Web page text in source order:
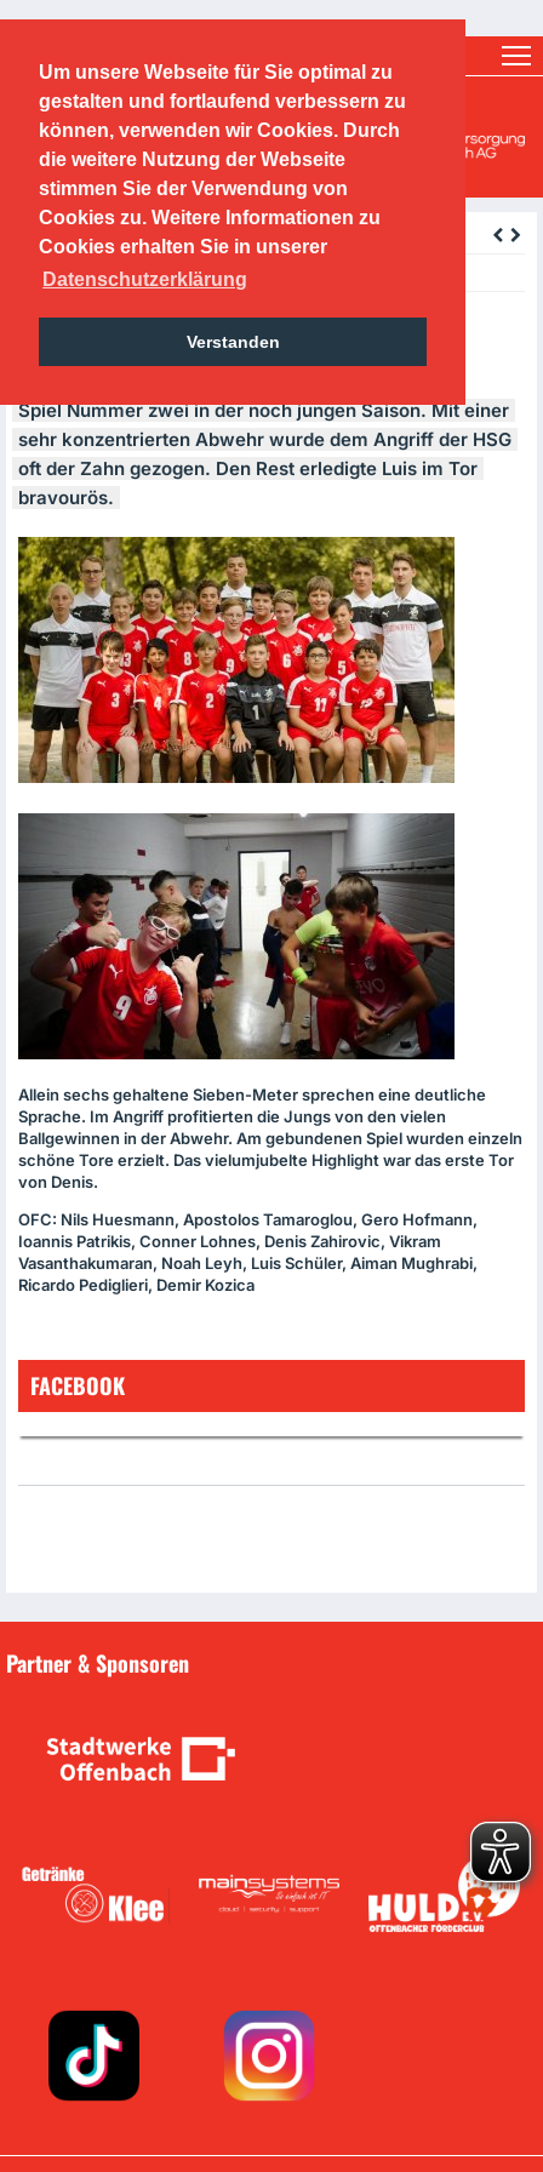
Um unsere Webseite für Sie optimal zu
gestalten und fortlaufend verbessern zu
können, verwenden wir Cookies. Durch
die weitere Nutzung der Webseite
stimmen Sie der Verwendung von
Cookies zu. Weitere Informationen zu
Cookies erhalten Sie in unserer
Datenschutzerklärung
Verstanden
O.F.C. Kickers 1901 e.V.
Handballabteilung
24.09.2017- mD: HSG Maintal –
OFC 8:30 (3:17)
Spiel Nummer zwei in der noch jungen Saison. Mit einer
sehr konzentrierten Abwehr wurde dem Angriff der HSG
oft der Zahn gezogen. Den Rest erledigte Luis im Tor
bravourös.
Allein sechs gehaltene Sieben-Meter sprechen eine deutliche
Sprache. Im Angriff profitierten die Jungs von den vielen
Ballgewinnen in der Abwehr. Am gebundenen Spiel wurden einzeln
schöne Tore erzielt. Das vielumjubelte Highlight war das erste Tor
von Denis.
OFC: Nils Huesmann, Apostolos Tamaroglou, Gero Hofmann,
Ioannis Patrikis, Conner Lohnes, Denis Zahirovic, Vikram
Vasanthakumaran, Noah Leyh, Luis Schüler, Aiman Mughrabi,
Ricardo Pediglieri, Demir Kozica
zurück
Tuesday, 26.09.2017
FACEBOOK
Partner & Sponsoren